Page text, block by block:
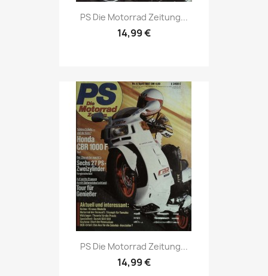
Vorschau
PS Die Motorrad Zeitung...
14,99 €
Vorschau
PS Die Motorrad Zeitung...
14,99 €